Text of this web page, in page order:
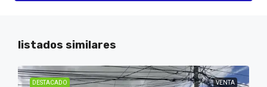
listados similares
DESTACADO VENTA